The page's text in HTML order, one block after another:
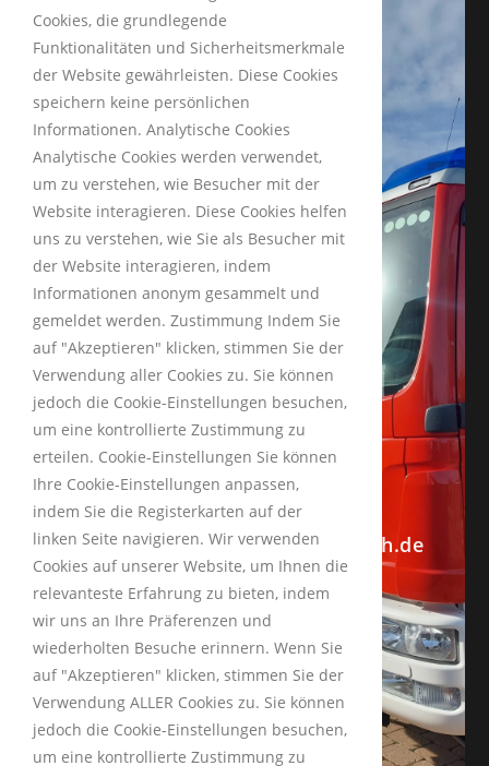
Impressum
Datenschutzerklärung
Schneckengäßchen 13
92253 Schnaittenbach
info@feuerwehrschnaittenbach.de
+49 9622 5035
© COPYRIGHT –
Cookies, die grundlegende
Funktionalitäten und Sicherheitsmerkmale
der Website gewährleisten. Diese Cookies
speichern keine persönlichen
Informationen. Analytische Cookies
Analytische Cookies werden verwendet,
um zu verstehen, wie Besucher mit der
Website interagieren. Diese Cookies helfen
uns zu verstehen, wie Sie als Besucher mit
der Website interagieren, indem
Informationen anonym gesammelt und
gemeldet werden. Zustimmung Indem Sie
auf "Akzeptieren" klicken, stimmen Sie der
Verwendung aller Cookies zu. Sie können
jedoch die Cookie-Einstellungen besuchen,
um eine kontrollierte Zustimmung zu
erteilen. Cookie-Einstellungen Sie können
Ihre Cookie-Einstellungen anpassen,
indem Sie die Registerkarten auf der
linken Seite navigieren. Wir verwenden
Cookies auf unserer Website, um Ihnen die
relevanteste Erfahrung zu bieten, indem
wir uns an Ihre Präferenzen und
wiederholten Besuche erinnern. Wenn Sie
auf "Akzeptieren" klicken, stimmen Sie der
Verwendung ALLER Cookies zu. Sie können
jedoch die Cookie-Einstellungen besuchen,
um eine kontrollierte Zustimmung zu